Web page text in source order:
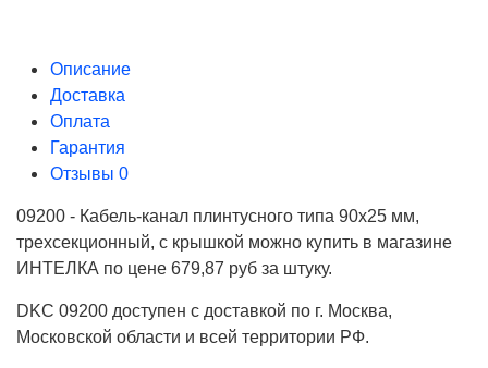
Описание
Доставка
Оплата
Гарантия
Отзывы 0
09200 - Кабель-канал плинтусного типа 90х25 мм,
трехсекционный, с крышкой можно купить в магазине
ИНТЕЛКА по цене 679,87 руб за штуку.
DKC 09200 доступен с доставкой по г. Москва,
Московской области и всей территории РФ.